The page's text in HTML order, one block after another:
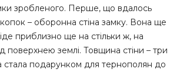
зробленого. Перше, що вдалось
– оборонна стіна замку. Вона ще
приблизно ще на стільки ж, на
поверхнею землі. Товщина стіни – три
стала подарунком для тернополян до